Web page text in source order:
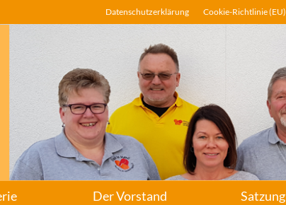
Datenschutzerklärung Cookie-Richtlinie (EU)
Der Vorstand Satzung